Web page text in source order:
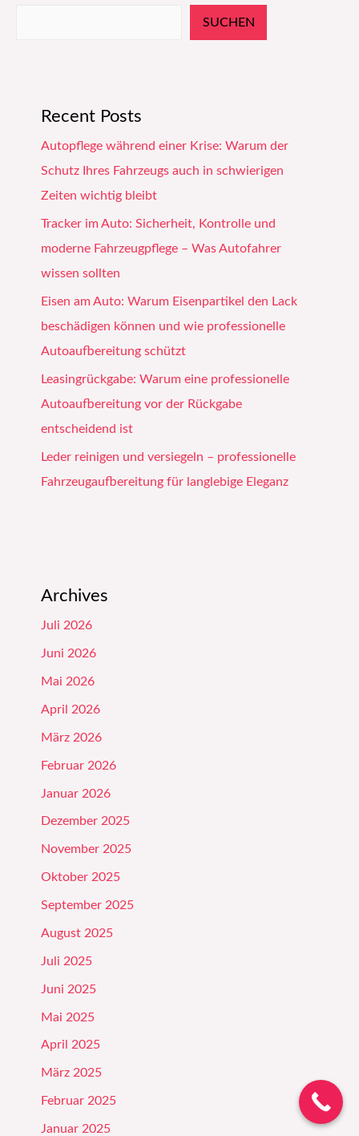
SUCHEN
Recent Posts
Autopflege während einer Krise: Warum der
Schutz Ihres Fahrzeugs auch in schwierigen
Zeiten wichtig bleibt
Tracker im Auto: Sicherheit, Kontrolle und
moderne Fahrzeugpflege – Was Autofahrer
wissen sollten
Eisen am Auto: Warum Eisenpartikel den Lack
beschädigen können und wie professionelle
Autoaufbereitung schützt
Leasingrückgabe: Warum eine professionelle
Autoaufbereitung vor der Rückgabe
entscheidend ist
Leder reinigen und versiegeln – professionelle
Fahrzeugaufbereitung für langlebige Eleganz
Archives
Juli 2026
Juni 2026
Mai 2026
April 2026
März 2026
Februar 2026
Januar 2026
Dezember 2025
November 2025
Oktober 2025
September 2025
August 2025
Juli 2025
Juni 2025
Mai 2025
April 2025
März 2025
Februar 2025
Januar 2025